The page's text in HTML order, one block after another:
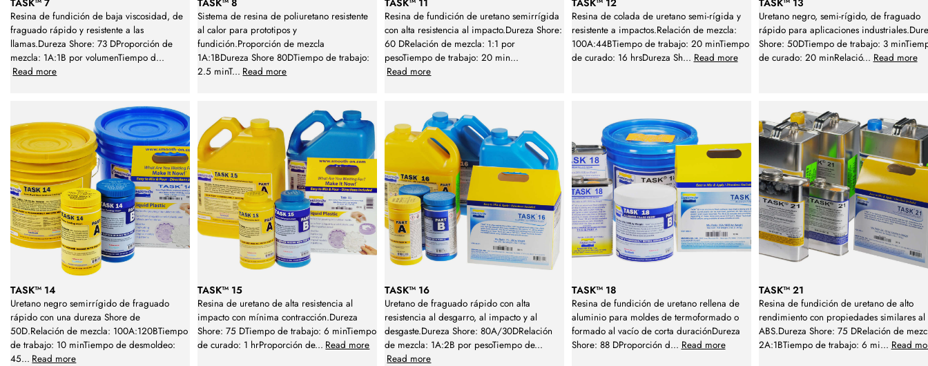
Resina de fundición de baja viscosidad, de
fraguado rápido y resistente a las
llamas.Dureza Shore: 73 DProporción de
mezcla: 1A:1B por volumenTiempo d...
Read more
Sistema de resina de poliuretano resistente
al calor para prototipos y
fundición.Proporción de mezcla
1A:1BDureza Shore 80DTiempo de trabajo:
2.5 minT... Read more
Resina de fundición de uretano semirrígida
con alta resistencia al impacto.Dureza Shore:
60 DRelación de mezcla: 1:1 por
pesoTiempo de trabajo: 20 min...
Read more
Resina de colada de uretano semi-rígida y
resistente a impactos.Relación de mezcla:
100A:44BTiempo de trabajo: 20 minTiempo
de curado: 16 hrsDureza Sh... Read more
Uretano negro, semi-rígido, de fraguado
rápido para aplicaciones
Shore: 50DTiempo de trabajo: 3
de curado: 20 minRelació... Read more
TASK™ 14
Uretano negro semirrígido de fraguado
rápido con una dureza Shore de
50D.Relación de mezcla: 100A:120BTiempo
de trabajo: 10 minTiempo de desmoldeo:
45... Read more
TASK™ 15
Resina de uretano de alta resistencia al
impacto con mínima contracción.Dureza
Shore: 75 DTiempo de trabajo: 6 minTiempo
de curado: 1 hrProporción de... Read more
TASK™ 16
Uretano de fraguado rápido con alta
resistencia al desgarro, al impacto y al
desgaste.Dureza Shore: 80A/30DRelación
de mezcla: 1A:2B por pesoTiempo de...
Read more
TASK™ 18
Resina de fundición de uretano rellena de
aluminio para moldes de termoformado o
formado al vacío de corta duraciónDureza
Shore: 88 DProporción d... Read more
TASK™ 21
Resina de fundición de uretano de alto
rendimiento con propiedades similares al
ABS.Dureza Shore: 75 DRelación de
2A:1BTiempo de trabajo: 6 mi... Read